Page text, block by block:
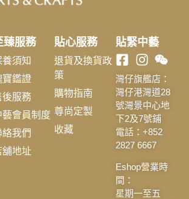
臻服務
須知
寶鑑證
後服務
藝會員制度
我們
舖地址
貼心服務
退貨及換貨政
策
購物指南
尊尚定製
收藏
貼緊中藝
灣仔旗艦店：
灣仔港灣道28
號灣景中心地
下2及7號鋪
電話：+852
2827 6667
Eshop營業時
間：
星期一至五